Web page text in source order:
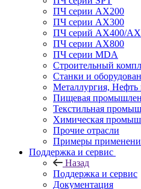
ПЧ серии AX200
ПЧ серии AX300
ПЧ серий AX400/
ПЧ серии AX800
ПЧ серии MDA
Строительный
Станки и
Металлургия, Нефть
Пищевая
Текстильная
Химическая
Прочие отрасли
Примеры
Поддержка и сервис
Назад
Поддержка и сервис
Документация